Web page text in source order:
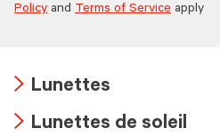
Policy and Terms of Service apply
icon
Lunettes
Lunettes de soleil